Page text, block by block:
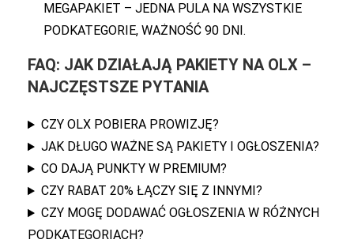
MEGAPAKIET – JEDNA PULA NA WSZYSTKIE
PODKATEGORIE, WAŻNOŚĆ 90 DNI.
FAQ: JAK DZIAŁAJĄ PAKIETY NA OLX –
NAJCZĘSTSZE PYTANIA
CZY OLX POBIERA PROWIZJĘ?
JAK DŁUGO WAŻNE SĄ PAKIETY I OGŁOSZENIA?
CO DAJĄ PUNKTY W PREMIUM?
CZY RABAT 20% ŁĄCZY SIĘ Z INNYMI?
CZY MOGĘ DODAWAĆ OGŁOSZENIA W RÓŻNYCH
PODKATEGORIACH?